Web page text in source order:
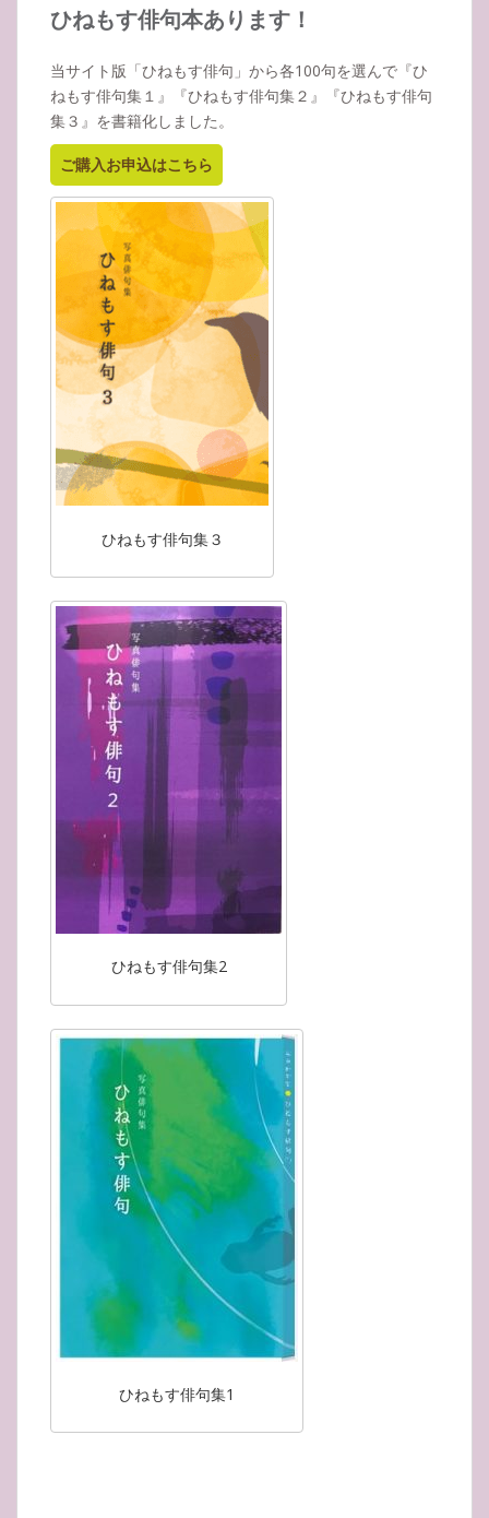
イ
ひねもす俳句本あります！
当サイト版「ひねもす俳句」から各100句を選んで『ひ
ねもす俳句集１』『ひねもす俳句集２』『ひねもす俳句
集３』を書籍化しました。
ご購入お申込はこちら
ひねもす俳句集３
ひねもす俳句集2
ひねもす俳句集1